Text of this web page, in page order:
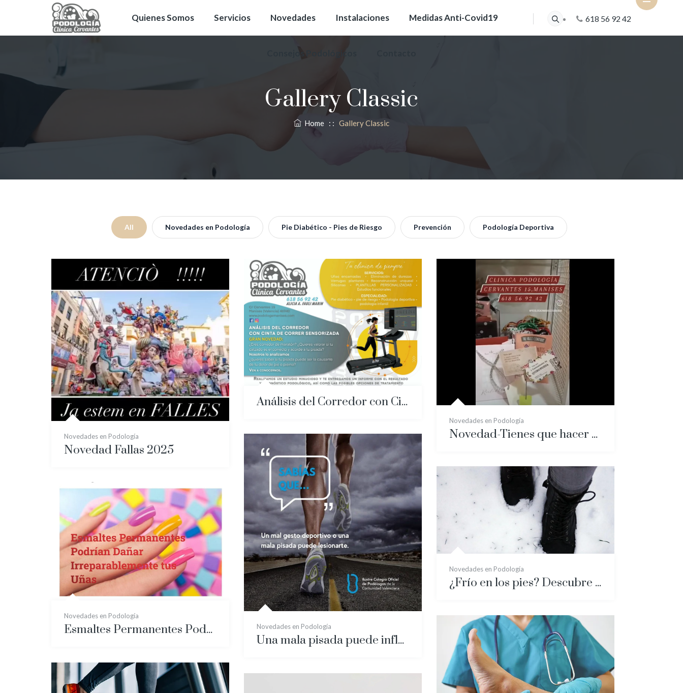
618 56 92 42
Quienes Somos Servicios Novedades Instalaciones Medidas Anti-Covid19
Gallery Classic
Home : : Gallery Classic
All Novedades en Podología Pie Diabético - Pies de Riesgo Prevención Podología Deportiva
Novedades en Podología
Novedad Fallas 2025
Análisis del Corredor con Cinta de Correr Sensorizada
Novedades en Podología
Novedad-Tienes que hacer un regalo? REGALA SALUD
Novedades en Podología
Una mala pisada puede influir no sólo en lesiones del pie, sino en la rodilla y hasta en la zona pélvica.
Novedades en Podología
¿Frío en los pies? Descubre cuál debe ser el calzado adecuado para combatir las bajas temperaturas
Novedades en Podología
Esmaltes Permanentes Podrían Dañar Irreparablemente tus Uñas